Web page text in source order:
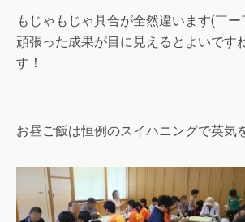
もじゃもじゃ具合が全然違います(￣ー
頑張った成果が目に見えるとよいです
す！
お昼ご飯は恒例のスイハニングで英気